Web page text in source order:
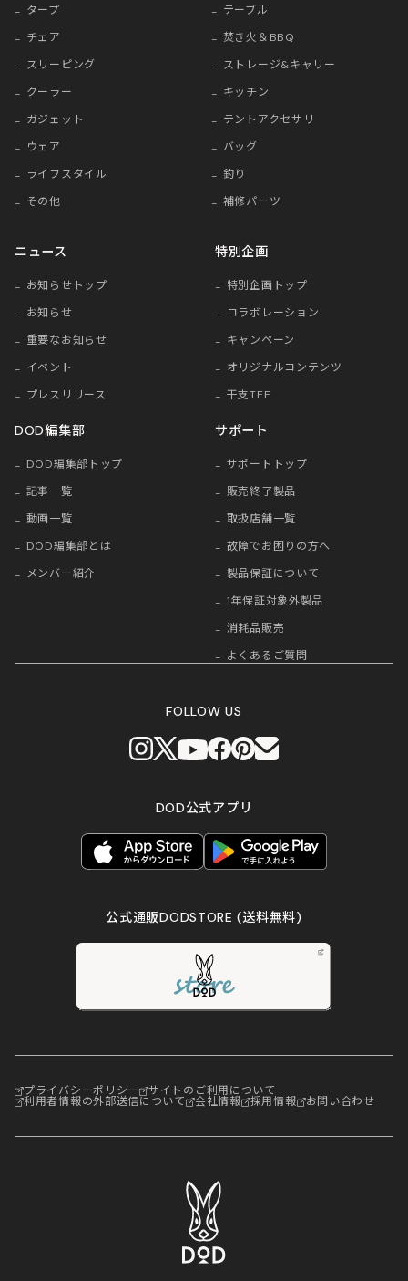
タープ
テーブル
チェア
焚き火＆BBQ
スリーピング
ストレージ&キャリー
クーラー
キッチン
ガジェット
テントアクセサリ
ウェア
バッグ
ライフスタイル
釣り
その他
補修パーツ
ニュース
お知らせトップ
お知らせ
重要なお知らせ
イベント
プレスリリース
特別企画
特別企画トップ
コラボレーション
キャンペーン
オリジナルコンテンツ
干支TEE
DOD編集部
DOD編集部トップ
記事一覧
動画一覧
DOD編集部とは
メンバー紹介
サポート
サポートトップ
販売終了製品
取扱店舗一覧
故障でお困りの方へ
製品保証について
1年保証対象外製品
消耗品販売
よくあるご質問
FOLLOW US
DOD公式アプリ
公式通販DODSTORE(送料無料)
プライバシーポリシー サイトのご利用について
利用者情報の外部送信について 会社情報 採用情報 お問い合わせ